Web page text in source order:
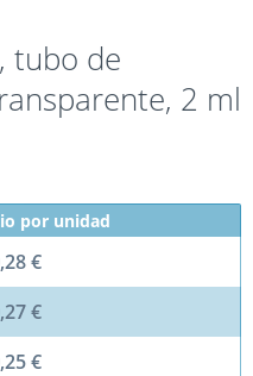
tubo de
2 ml
por unidad
€
€
€